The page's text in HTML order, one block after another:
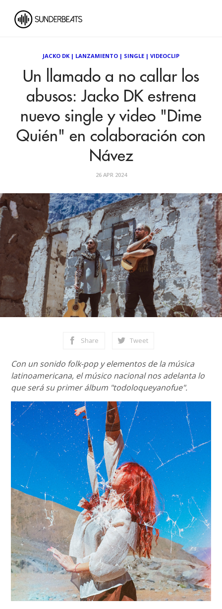
JACKO DK| LANZAMIENTO | SINGLE | VIDEOCLIP
Un llamado a no callar los
abusos: Jacko DK estrena
nuevo single y video "Dime
Quién" en colaboración con
Návez
26 APR 2024
Share Tweet
Con un sonido folk-pop y elementos de la música
latinoamericana, el músico nacional nos adelanta lo
que será su primer álbum "todoloqueyanofue".